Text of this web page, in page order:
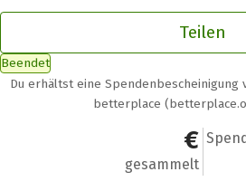
Teilen
Beendet
Du erhältst eine Spendenbescheinigung
betterplace
1.520
gesammelt
27